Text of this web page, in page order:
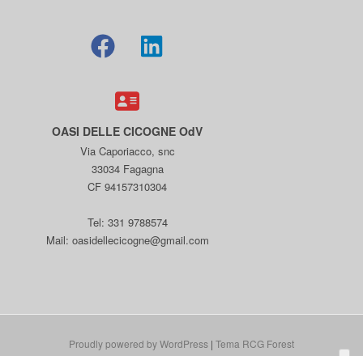
OASI DELLE CICOGNE OdV
Via Caporiacco, snc
33034 Fagagna
CF 94157310304
Tel: 331 9788574
Mail: oasidellecicogne@gmail.com
Proudly powered by WordPress | Tema RCG Forest